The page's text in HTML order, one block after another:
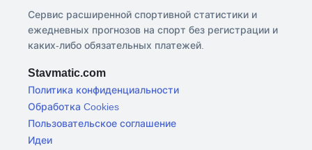
Сервис расширенной спортивной статистики и
ежедневных прогнозов на спорт без регистрации и
каких-либо обязательных платежей.
Stavmatic.com
Политика конфиденциальности
Обработка Cookies
Пользовательское соглашение
Идеи